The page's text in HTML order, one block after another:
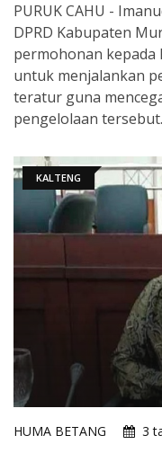
PURUK CAHU -
DPRD Kabupaten
permohonan kepada
untuk menjalankan
teratur guna
pengelolaan tersebut.
KALTENG
HUMA BETANG 3